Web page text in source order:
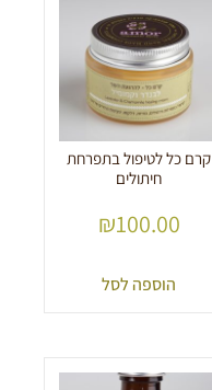
קרם כל לטיפול בתפרחת
חיתולים
₪100.00
הוספה לסל